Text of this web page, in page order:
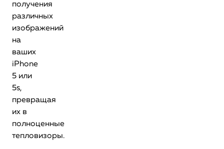
получения
различных
изображений
на
ваших
iPhone
5 или
5s,
превращая
их в
полноценные
тепловизоры.